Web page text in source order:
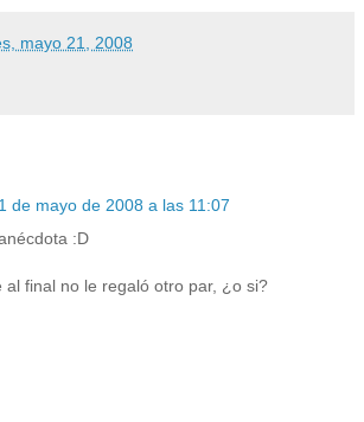
mayo 21, 2008
de mayo de 2008 a las 11:07
:D
al final no le regaló otro par, ¿o si?